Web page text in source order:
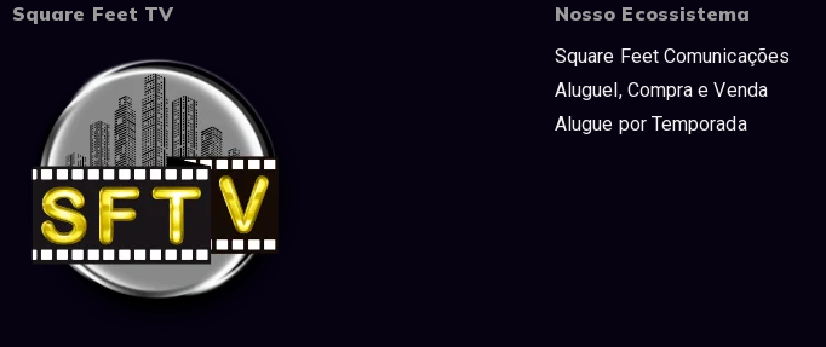
Square Feet TV Nosso Ecossistema
Square Feet Comunicações
Aluguel, Compra e Venda
Alugue por Temporada